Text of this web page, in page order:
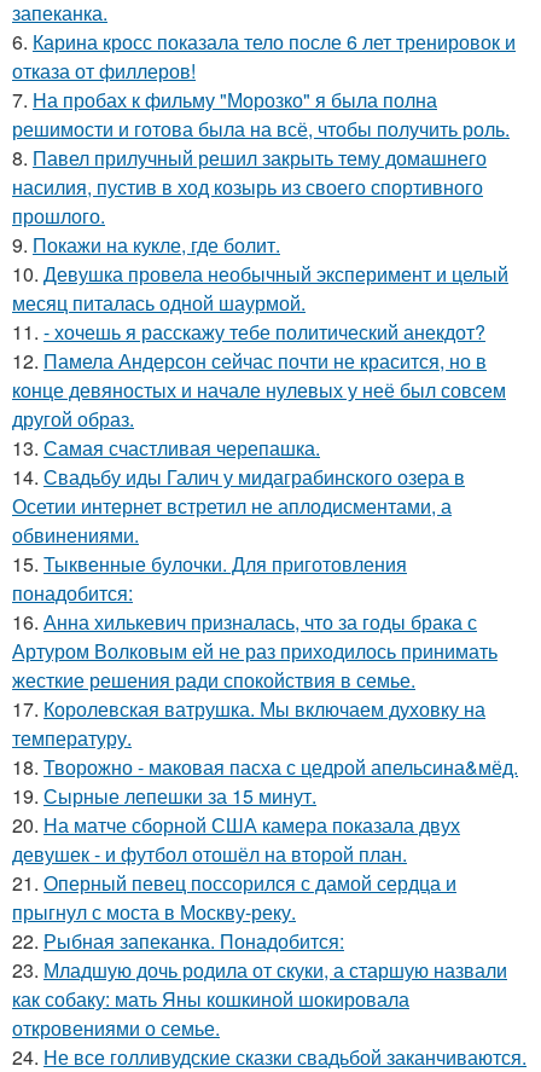
запеканка.
6. Карина кросс показала тело после 6 лет тренировок и
отказа от филлеров!
7. На пробах к фильму "Морозко" я была полна
решимости и готова была на всё, чтобы получить роль.
8. Павел прилучный решил закрыть тему домашнего
насилия, пустив в ход козырь из своего спортивного
прошлого.
9. Покажи на кукле, где болит.
10. Девушка провела необычный эксперимент и целый
месяц питалась одной шаурмой.
11. - хочешь я расскажу тебе политический анекдот?
12. Памела Андерсон сейчас почти не красится, но в
конце девяностых и начале нулевых у неё был совсем
другой образ.
13. Самая счастливая черепашка.
14. Свадьбу иды Галич у мидаграбинского озера в
Осетии интернет встретил не аплодисментами, а
обвинениями.
15. Тыквенные булочки. Для приготовления
понадобится:
16. Анна хилькевич призналась, что за годы брака с
Артуром Волковым ей не раз приходилось принимать
жесткие решения ради спокойствия в семье.
17. Королевская ватрушка. Мы включаем духовку на
температуру.
18. Творожно - маковая пасха с цедрой апельсина&мёд.
19. Сырные лепешки за 15 минут.
20. На матче сборной США камера показала двух
девушек - и футбол отошёл на второй план.
21. Оперный певец поссорился с дамой сердца и
прыгнул с моста в Москву-реку.
22. Рыбная запеканка. Понадобится:
23. Младшую дочь родила от скуки, а старшую назвали
как собаку: мать Яны кошкиной шокировала
откровениями о семье.
24. Не все голливудские сказки свадьбой заканчиваются.